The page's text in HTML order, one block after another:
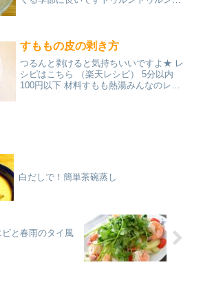
缶詰（ミカン...
すももの皮の剥き方
つるんと剥けると気持ちいいですよ★ レ
シピはこちら （楽天レシピ） 5分以内
100円以下 材料すもも熱湯みんなのレビ
白だしで！簡単茶碗蒸し
ビと春雨のタイ風